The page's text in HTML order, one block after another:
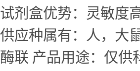
试剂盒优势：灵敏度
供应种属有：人，大
酶联 产品用途：仅供